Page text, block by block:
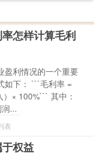
怎样计算毛利
盈利情况的一个重要
如下： ```毛利率 =
）× 100%``` 其中：
...
表
权益